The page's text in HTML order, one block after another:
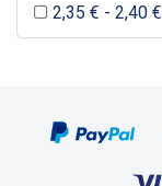
2,35 € - 2,40 €